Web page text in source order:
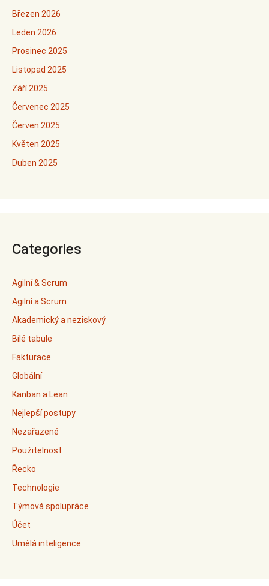
Březen 2026
Leden 2026
Prosinec 2025
Listopad 2025
Září 2025
Červenec 2025
Červen 2025
Květen 2025
Duben 2025
Categories
Agilní & Scrum
Agilní a Scrum
Akademický a neziskový
Bílé tabule
Fakturace
Globální
Kanban a Lean
Nejlepší postupy
Nezařazené
Použitelnost
Řecko
Technologie
Týmová spolupráce
Účet
Umělá inteligence